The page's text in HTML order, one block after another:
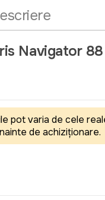
Navigator 88
pot varia de cele
de achiziționare.